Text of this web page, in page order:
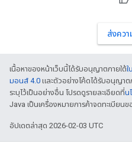
ส่งคว
เนื้อหาของหน้าเว็บนี้ได้รับอนุญาตภายใต้
มอนส์ 4.0 และตัวอย่างโค้ดได้รับอนุญาต
ระบุไว้เป็นอย่างอื่น โปรดดูรายละเอียดที่น
Java เป็นเครื่องหมายการค้าจดทะเบียน
อัปเดตล่าสุด 2026-02-03 UTC